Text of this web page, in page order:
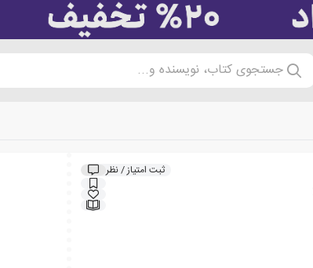
جستجوی کتاب، نویسنده و...
ثبت امتیاز / نظر